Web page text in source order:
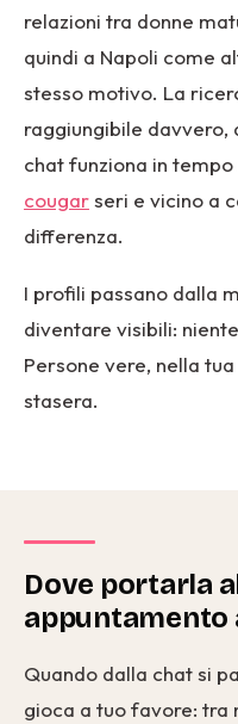
relazioni tra donne
quindi a Napoli come
stesso motivo. La
raggiungibile davvero,
chat funziona in
cougarseri e vicino a
differenza.
I profili passano dalla
diventare visibili:
Persone vere, nella
stasera.
Dove portarla
appuntamento
Quando dalla chat si
gioca a tuo favore: tra